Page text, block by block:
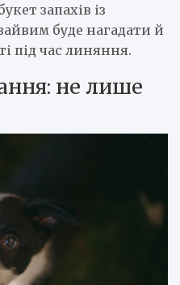
запахів із
буде нагадати й
під час линяння.
не лише